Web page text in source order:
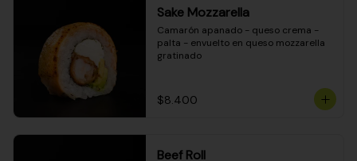
Sake Mozzarella
Camarón apanado - queso crema -
palta - envuelto en queso mozzarella
gratinado
$8.400
Beef Roll